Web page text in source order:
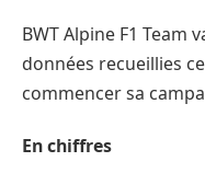
BWT Alpine F1 Team
données recueillies
commencer sa
En chiffres